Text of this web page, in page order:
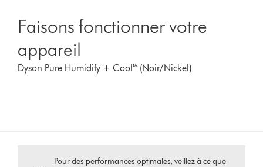
Faisons fonctionner votre
appareil
Dyson Pure Humidify + Cool™ (Noir/Nickel)
Pour des performances optimales, veillez à ce que